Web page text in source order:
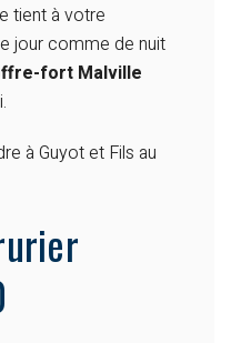
tient à votre
jour comme de nuit
fort Malville
à Guyot et Fils au